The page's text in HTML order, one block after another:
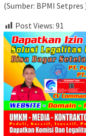
(Sumber: BPMI Setpres
Post Views: 91